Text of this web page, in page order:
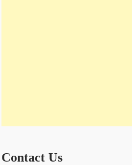
Contact Us